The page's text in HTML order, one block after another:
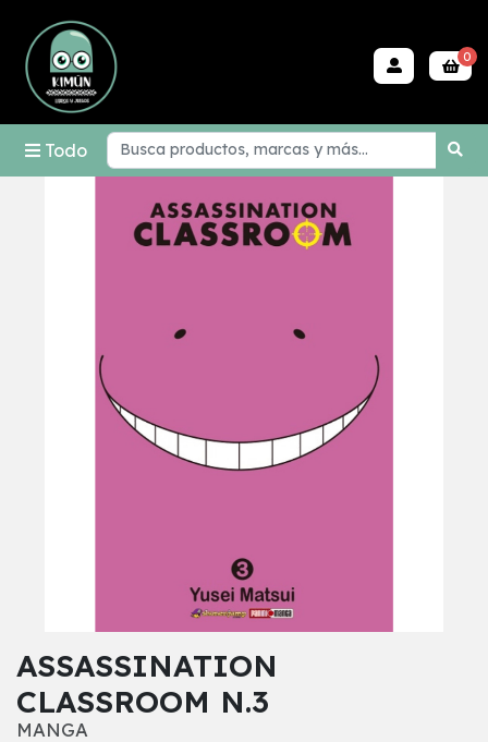
Todo
0
ASSASSINATION
CLASSROOM N.3
MANGA